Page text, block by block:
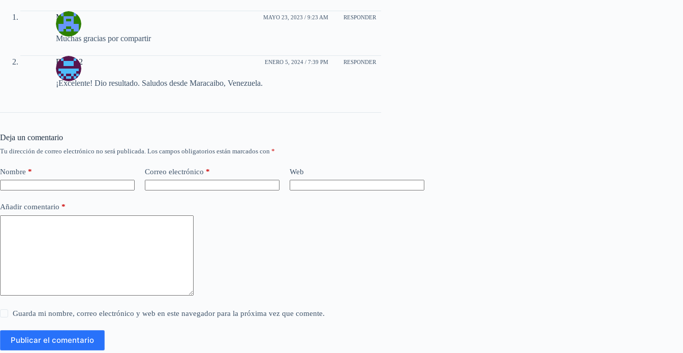
Mario MAYO 23, 2023 / 9:23 AM RESPONDER
Muchas gracias por compartir
Bios412 ENERO 5, 2024 / 7:39 PM RESPONDER
¡Excelente! Dio resultado. Saludos desde Maracaibo, Venezuela.
Deja un comentario
Tu dirección de correo electrónico no será publicada. Los campos obligatorios están marcados con *
Nombre * Correo electrónico * Web
Añadir comentario *
Guarda mi nombre, correo electrónico y web en este navegador para la próxima vez que comente.
Publicar el comentario